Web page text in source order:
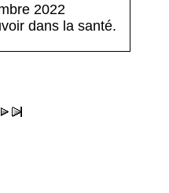
2022
dans la santé.